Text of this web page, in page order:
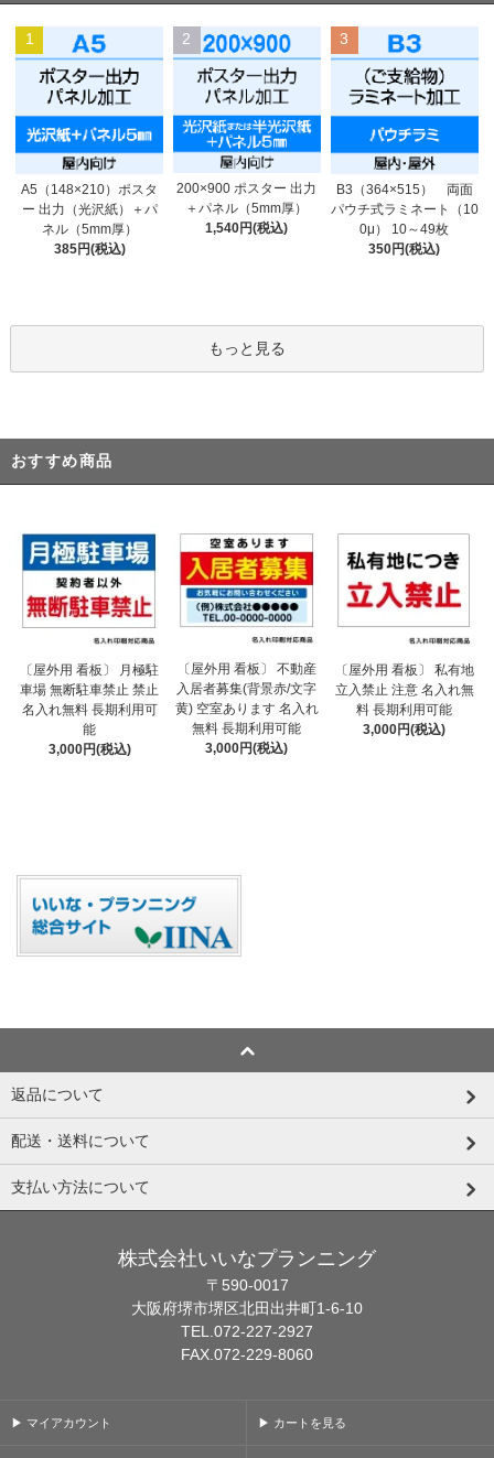
1
A5（148×210）ポスタ
ー 出力（光沢紙）＋パ
ネル（5mm厚）
385円(税込)
2
200×900 ポスター 出力
＋パネル（5mm厚）
1,540円(税込)
3
B3（364×515） 両面
パウチ式ラミネート（10
0μ） 10～49枚
350円(税込)
もっと見る
おすすめ商品
〔屋外用 看板〕 月極駐
車場 無断駐車禁止 禁止
名入れ無料 長期利用可
能
3,000円(税込)
〔屋外用 看板〕 不動産
入居者募集(背景赤/文字
黄) 空室あります 名入れ
無料 長期利用可能
3,000円(税込)
〔屋外用 看板〕 私有地
立入禁止 注意 名入れ無
料 長期利用可能
3,000円(税込)
返品について
配送・送料について
支払い方法について
株式会社いいなプランニング
〒590-0017
大阪府堺市堺区北田出井町1-6-10
TEL.072-227-2927
FAX.072-229-8060
▶ マイアカウント ▶ カートを見る